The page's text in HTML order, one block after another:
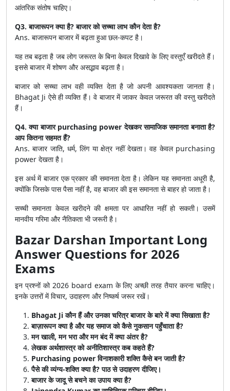
आंतरिक संतोष चाहिए।
Q3. बाजारूपन क्या है? बाजार को सच्चा लाभ कौन देता है?
Ans. बाजारूपन बाजार में बढ़ता हुआ छल-कपट है।
यह तब बढ़ता है जब लोग जरूरत के बिना केवल दिखावे के लिए वस्तुएँ खरीदते हैं।
इससे बाजार में शोषण और असद्भाव बढ़ता है।
बाजार को सच्चा लाभ वही व्यक्ति देता है जो अपनी आवश्यकता जानता है।
Bhagat Ji ऐसे ही व्यक्ति हैं। वे बाजार में जाकर केवल जरूरत की वस्तु खरीदते
हैं।
Q4. क्या बाजार purchasing power देखकर सामाजिक समानता बनाता है?
आप कितना सहमत हैं?
Ans. बाजार जाति, धर्म, लिंग या क्षेत्र नहीं देखता। वह केवल purchasing
power देखता है।
इस अर्थ में बाजार एक प्रकार की समानता देता है। लेकिन यह समानता अधूरी है,
क्योंकि जिसके पास पैसा नहीं है, वह बाजार की इस समानता से बाहर हो जाता है।
सच्ची समानता केवल खरीदने की क्षमता पर आधारित नहीं हो सकती। उसमें
मानवीय गरिमा और नैतिकता भी जरूरी है।
Bazar Darshan Important Long
Answer Questions for 2026
Exams
इन प्रश्नों को 2026 board exam के लिए अच्छी तरह तैयार करना चाहिए।
इनके उत्तरों में विचार, उदाहरण और निष्कर्ष जरूर रखें।
Bhagat Ji कौन हैं और उनका चरित्र बाजार के बारे में क्या सिखाता है?
बाज़ारूपन क्या है और यह समाज को कैसे नुकसान पहुँचाता है?
मन खाली, मन भरा और मन बंद में क्या अंतर है?
लेखक अर्थशास्त्र को अनीतिशास्त्र कब कहते हैं?
Purchasing power विनाशकारी शक्ति कैसे बन जाती है?
पैसे की व्यंग्य-शक्ति क्या है? पाठ से उदाहरण दीजिए।
बाजार के जादू से बचने का उपाय क्या है?